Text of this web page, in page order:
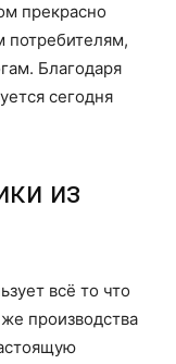
прекрасно
потребителям,
Благодаря
сегодня
из
всё то что
производства